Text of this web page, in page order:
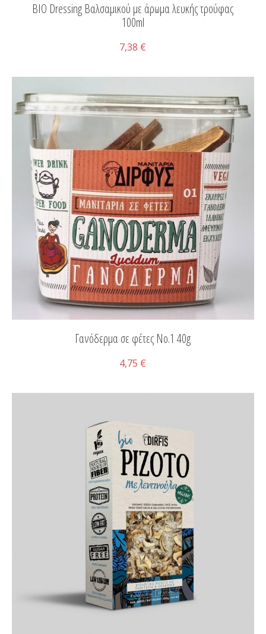
ΒΙΟ Dressing Βαλσαμικού με άρωμα λευκής τρούφας
100ml
7,38 €
Γανόδερμα σε φέτες Νο.1 40g
4,75 €